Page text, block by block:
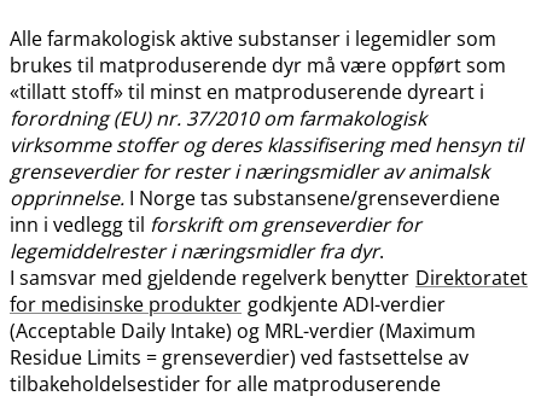
Alle farmakologisk aktive substanser i legemidler som
brukes til matproduserende dyr må være oppført som
«tillatt stoff» til minst en matproduserende dyreart i
forordning (EU) nr. 37/2010 om farmakologisk
virksomme stoffer og deres klassifisering med hensyn til
grenseverdier for rester i næringsmidler av animalsk
opprinnelse. I Norge tas substansene​/​grenseverdiene
inn i vedlegg til forskrift om grenseverdier for
legemiddelrester i næringsmidler fra dyr.
I samsvar med gjeldende regelverk benytter Direktoratet
for medisinske produkter godkjente ADI-verdier
(Acceptable Daily Intake) og MRL-verdier (Maximum
Residue Limits = grenseverdier) ved fastsettelse av
tilbakeholdelsestider for alle matproduserende